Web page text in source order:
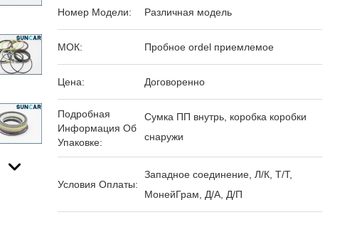
Номер Модели: Различная модель
МОК: Пробное ordel приемлемое
Цена: Договоренно
Подробная
Информация Об
Упаковке:
Сумка ПП внутрь, коробка коробки
снаружи
Условия Оплаты:
Западное соединение, Л/К, Т/Т,
МонейГрам, Д/А, Д/П